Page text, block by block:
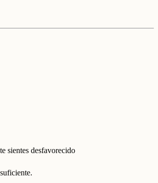
sientes desfavorecido